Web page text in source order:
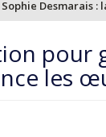
Desmarais
pour
les